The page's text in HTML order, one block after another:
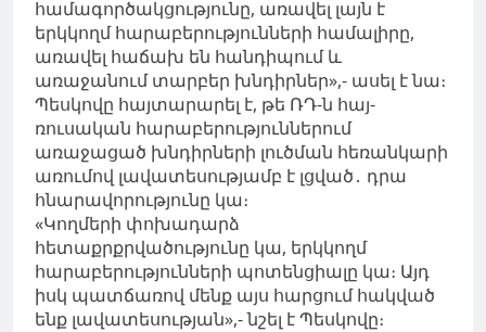
համագործակցությունը, առավել լայն է
երկկողմ հարաբերությունների համալիրը,
առավել հաճախ են հանդիպում և
առաջանում տարբեր խնդիրներ»,- ասել է նա։
Պեսկովը հայտարարել է, թե ՌԴ-ն հայ-
ռուսական հարաբերություններում
առաջացած խնդիրների լուծման հեռանկարի
առումով լավատեսությամբ է լցված․ դրա
հնարավորությունը կա։
«Կողմերի փոխադարձ
հետաքրքրվածությունը կա, երկկողմ
հարաբերությունների պոտենցիալը կա։ Այդ
իսկ պատճառով մենք այս հարցում հակված
ենք լավատեսության»,- նշել է Պեսկովը։